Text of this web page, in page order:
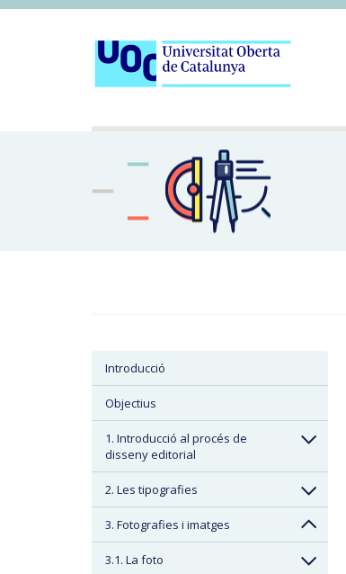
Introducció
Objectius
1. Introducció al procés de
disseny editorial
2. Les tipografies
3. Fotografies i imatges
3.1. La foto